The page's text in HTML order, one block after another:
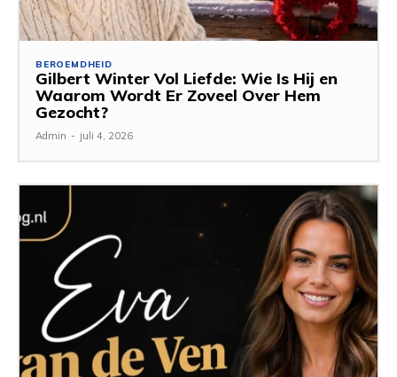
BEROEMDHEID
Gilbert Winter Vol Liefde: Wie Is Hij en
Waarom Wordt Er Zoveel Over Hem
Gezocht?
Admin - juli 4, 2026